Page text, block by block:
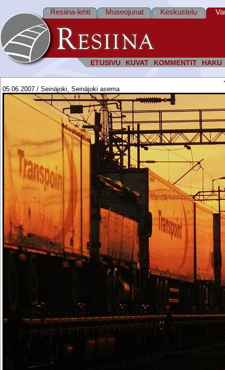
ETUSIVU KUVAT KOMMENTIT HAKU
Resiina-lehti Museojunat Keskustelu
05.06.2007 / Seinäjoki, Seinäjoki asema